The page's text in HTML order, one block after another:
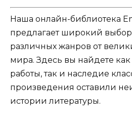
Наша онлайн-библиотека
предлагает широкий
различных жанров от
мира. Здесь вы найдете
работы, так и наследие
произведения оставили
истории литературы.